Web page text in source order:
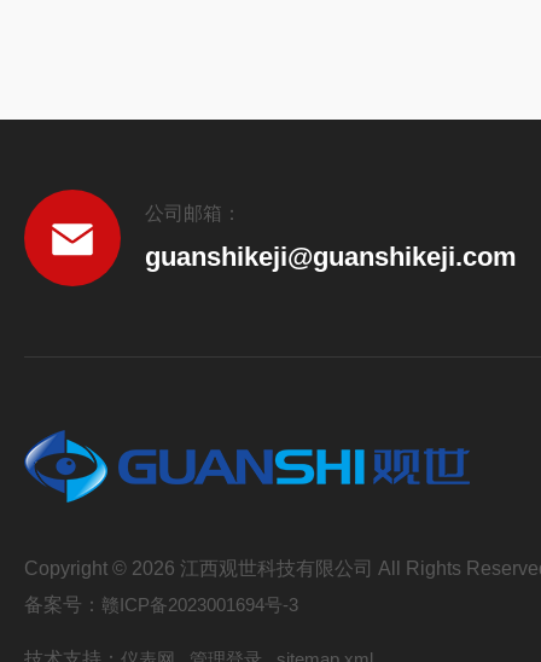
公司邮箱：
guanshikeji@guanshikeji.com
Copyright © 2026 江西观世科技有限公司 All Rights
备案号： 赣ICP备2023001694号-3